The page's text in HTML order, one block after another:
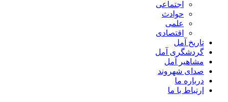
اجتماعی
حوادث
علمی
اقتصادی
تاریخ آمل
گردشگری آمل
مشاهیر آمل
صدای شهروند
درباره ما
ارتباط با ما